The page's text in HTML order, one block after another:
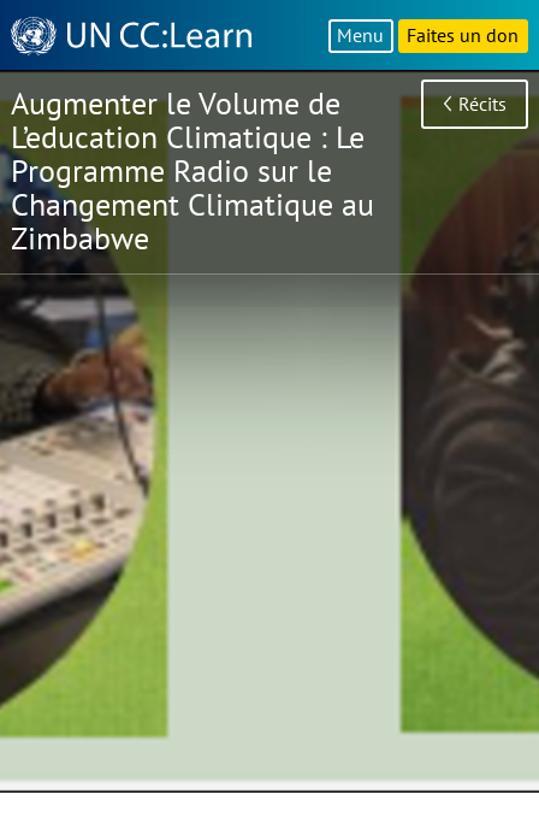
Knowledge
Sharing
Platform
Menu Faites un don
Augmenter le Volume de
L’education Climatique : Le
Programme Radio sur le
Changement Climatique au
Zimbabwe
Récits